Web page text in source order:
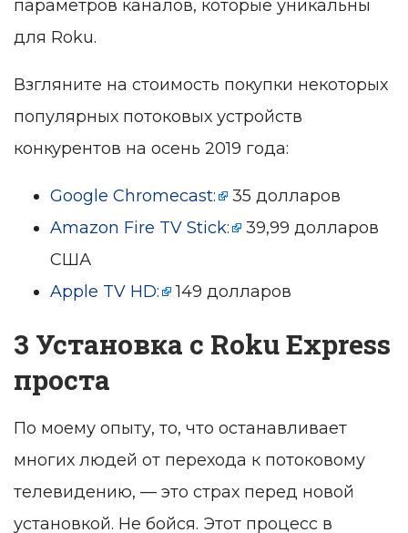
параметров каналов, которые уникальны
для Roku.
Взгляните на стоимость покупки некоторых
популярных потоковых устройств
конкурентов на осень 2019 года:
Google Chromecast:
35 долларов
Amazon Fire TV Stick:
39,99 долларов
США
Apple TV HD:
149 долларов
3 Установка с Roku Express
проста
По моему опыту, то, что останавливает
многих людей от перехода к потоковому
телевидению, — это страх перед новой
установкой. Не бойся. Этот процесс в